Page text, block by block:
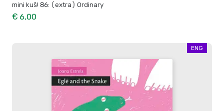
mini kuš! 86: (extra) Ordinary
€ 6,00
ENG